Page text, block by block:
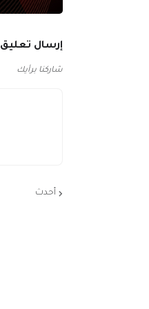
إرسال تعليق
شاركنا برأيك
أحدث